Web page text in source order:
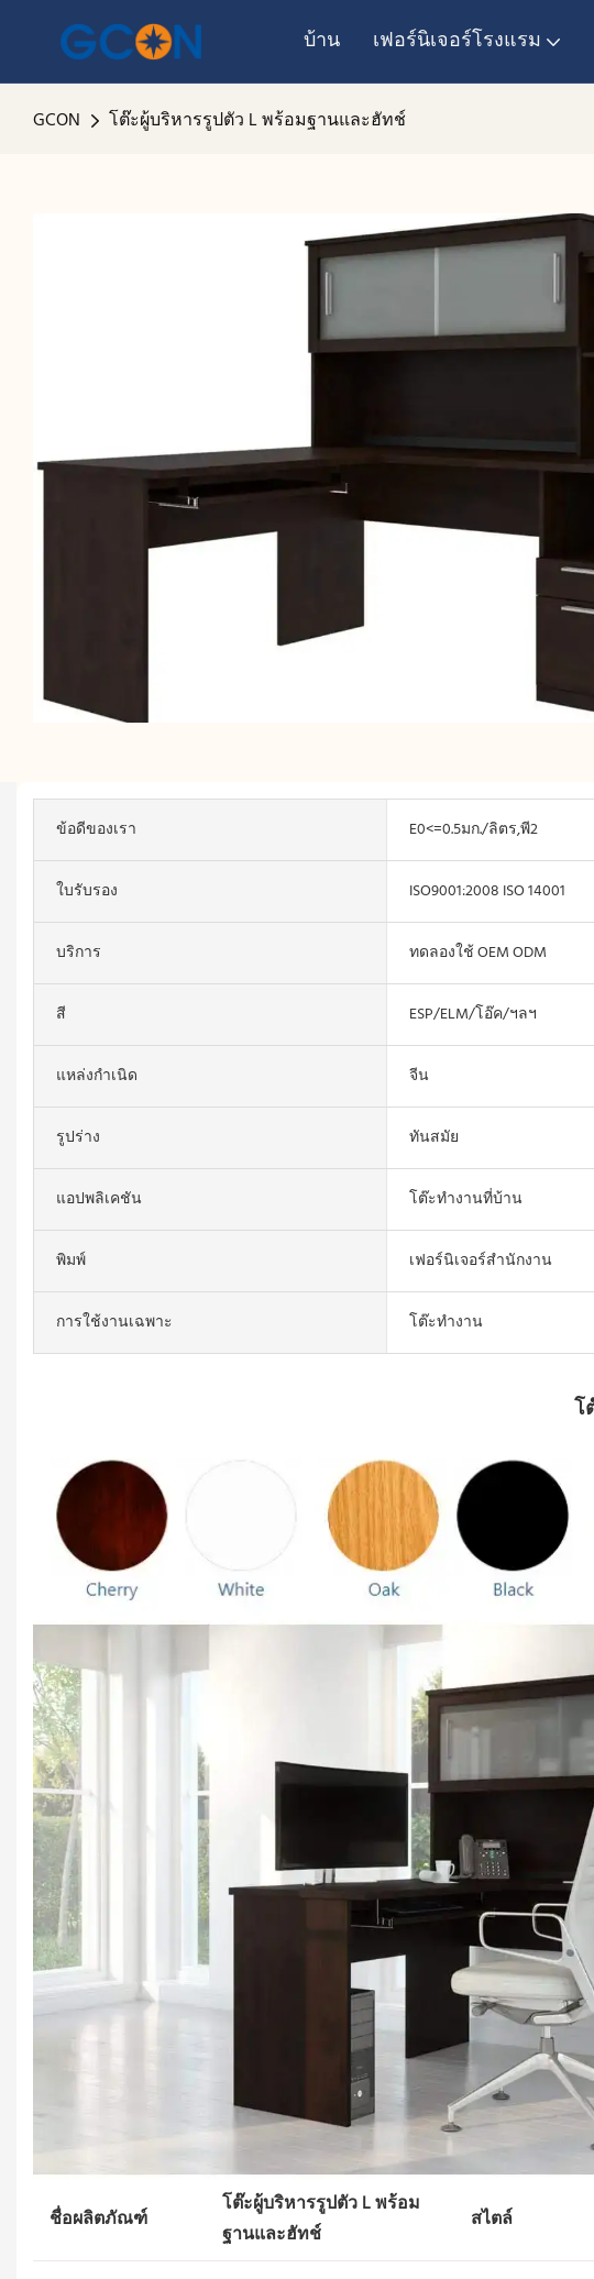
บ้าน เฟอร์นิเจอร์โรงแรม
GCON โต๊ะผู้บริหารรูปตัว L พร้อมฐานและฮัทช์
ข้อดีของเรา E0<=0.5มก./ลิตร,พี2
ใบรับรอง ISO9001:2008 ISO 14001
บริการ ทดลองใช้ OEM ODM
สี ESP/ELM/โอ๊ค/ฯลฯ
แหล่งกำเนิด จีน
รูปร่าง ทันสมัย
แอปพลิเคชัน โต๊ะทำงานที่บ้าน
พิมพ์ เฟอร์นิเจอร์สำนักงาน
การใช้งานเฉพาะ โต๊ะทำงาน
ชื่อผลิตภัณฑ์
โต๊ะผู้บริหารรูปตัว L พร้อม
ฐานและฮัทช์
สไตล์